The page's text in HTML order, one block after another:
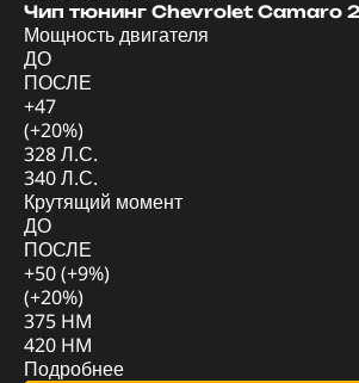
Чип тюнинг Chevrolet Camaro
Мощность двигателя
ДО
ПОСЛЕ
+47
(+20%)
328 Л.С.
340 Л.С.
Крутящий момент
ДО
ПОСЛЕ
+50 (+9%)
(+20%)
375 HM
420 HM
Подробнее